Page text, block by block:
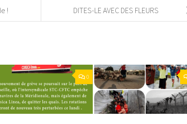
DITES-LE AVEC DES FLEURS
!
0